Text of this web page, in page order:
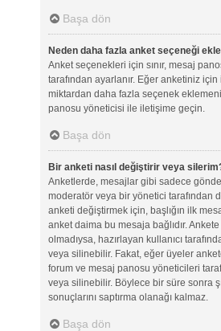
Başa dön
Neden daha fazla anket seçeneği
Anket seçenekleri için sınır, mesaj
tarafından ayarlanır. Eğer anketiniz
miktardan daha fazla seçenek
panosu yöneticisi ile iletişime geçin.
Başa dön
Bir anketi nasıl değiştirir veya
Anketlerde, mesajlar gibi sadece
moderatör veya bir yönetici tarafından
anketi değiştirmek için, başlığın ilk
anket daima bu mesaja bağlıdır.
olmadıysa, hazırlayan kullanıcı
veya silinebilir. Fakat, eğer üyeler
forum ve mesaj panosu yöneticileri
veya silinebilir. Böylece bir süre sonra
sonuçlarını saptırma olanağı kalmaz.
Başa dön